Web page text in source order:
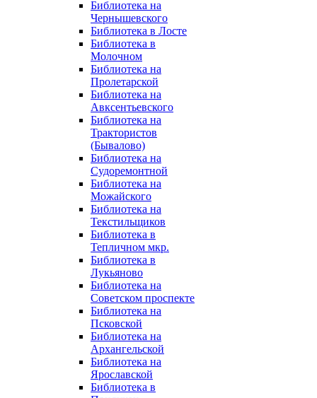
Библиотека на
Чернышевского
Библиотека в Лосте
Библиотека в
Молочном
Библиотека на
Пролетарской
Библиотека на
Авксентьевского
Библиотека на
Трактористов
(Бывалово)
Библиотека на
Судоремонтной
Библиотека на
Можайского
Библиотека на
Текстильщиков
Библиотека в
Тепличном мкр.
Библиотека в
Лукьяново
Библиотека на
Советском проспекте
Библиотека на
Псковской
Библиотека на
Архангельской
Библиотека на
Ярославской
Библиотека в